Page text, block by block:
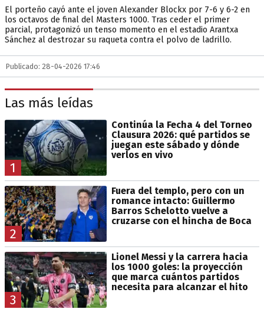
El porteño cayó ante el joven Alexander Blockx por 7-6 y 6-2 en
los octavos de final del Masters 1000. Tras ceder el primer
parcial, protagonizó un tenso momento en el estadio Arantxa
Sánchez al destrozar su raqueta contra el polvo de ladrillo.
Publicado: 28-04-2026 17:46
Las más leídas
1
Continúa la Fecha 4 del Torneo
Clausura 2026: qué partidos se
juegan este sábado y dónde
verlos en vivo
2
Fuera del templo, pero con un
romance intacto: Guillermo
Barros Schelotto vuelve a
cruzarse con el hincha de Boca
3
Lionel Messi y la carrera hacia
los 1000 goles: la proyección
que marca cuántos partidos
necesita para alcanzar el hito